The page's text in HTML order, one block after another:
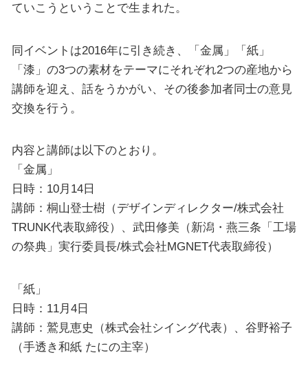
ていこうということで生まれた。
同イベントは2016年に引き続き、「金属」「紙」
「漆」の3つの素材をテーマにそれぞれ2つの産地から
講師を迎え、話をうかがい、その後参加者同士の意見
交換を行う。
内容と講師は以下のとおり。
「金属」
日時：10月14日
講師：桐山登士樹（デザインディレクター/株式会社
TRUNK代表取締役）、武田修美（新潟・燕三条「工場
の祭典」実行委員長/株式会社MGNET代表取締役）
「紙」
日時：11月4日
講師：鷲見恵史（株式会社シイング代表）、谷野裕子
（手透き和紙 たにの主宰）